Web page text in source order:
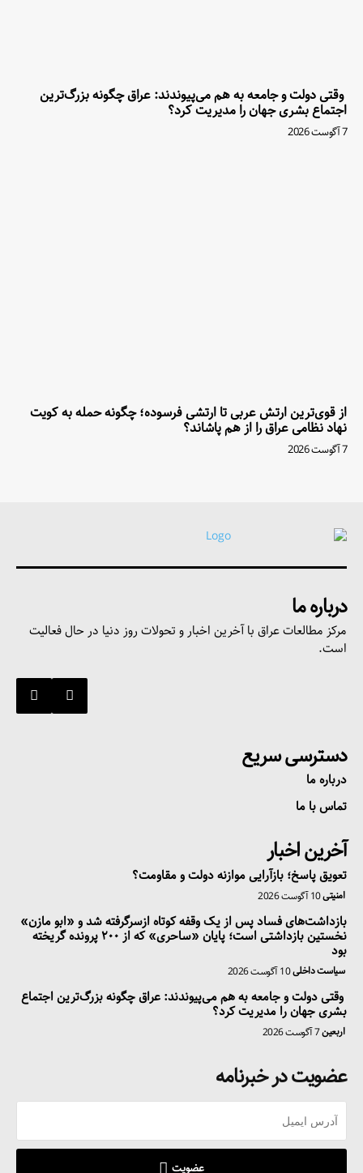
وقتی دولت و جامعه به هم می‌پیوندند: عراق چگونه بزرگ‌ترین
اجتماع بشری جهان را مدیریت کرد؟
7 آگوست 2026
از قوی‌ترین ارتش عربی تا ارتشی فرسوده؛ چگونه حمله به کویت
نهاد نظامی عراق را از هم پاشاند؟
7 آگوست 2026
درباره ما
مرکز مطالعات عراق با آخرین اخبار و تحولات روز دنیا در حال فعالیت
است.
دسترسی سریع
درباره ما
تماس با ما
آخرین اخبار
تعویق پاسخ؛ بازآرایی موازنه دولت و مقاومت؟
امنیتی10 آگوست 2026
بازداشت‌های فساد پس از یک وقفه کوتاه ازسرگرفته شد و «ابو مازن»
نخستین بازداشتی است؛ پایان «ساحری» که از ۲۰۰ پرونده گریخته
بود
سیاست داخلی10 آگوست 2026
وقتی دولت و جامعه به هم می‌پیوندند: عراق چگونه بزرگ‌ترین اجتماع
بشری جهان را مدیریت کرد؟
اربعین7 آگوست 2026
عضویت در خبرنامه
عضویت